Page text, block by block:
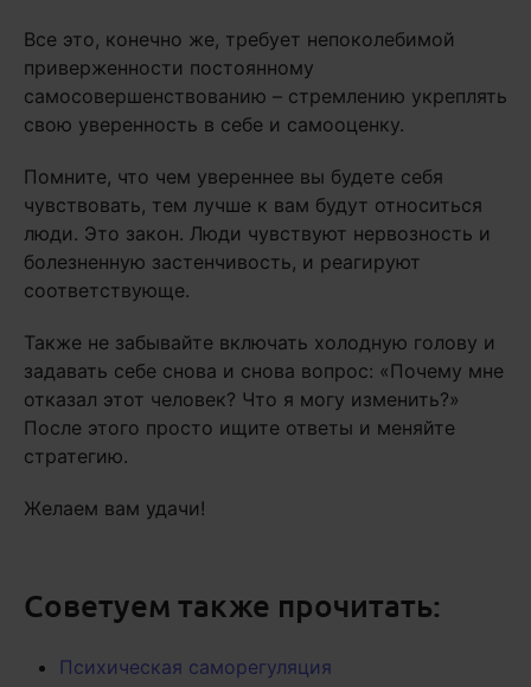
Все это, конечно же, требует непоколебимой
приверженности постоянному
самосовершенствованию – стремлению укреплять
свою уверенность в себе и самооценку.
Помните, что чем увереннее вы будете себя
чувствовать, тем лучше к вам будут относиться
люди. Это закон. Люди чувствуют нервозность и
болезненную застенчивость, и реагируют
соответствующе.
Также не забывайте включать холодную голову и
задавать себе снова и снова вопрос: «Почему мне
отказал этот человек? Что я могу изменить?»
После этого просто ищите ответы и меняйте
стратегию.
Желаем вам удачи!
Советуем также прочитать:
Психическая саморегуляция